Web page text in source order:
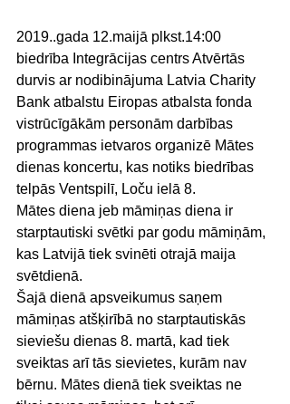
2019..gada 12.maijā plkst.14:00
biedrība Integrācijas centrs Atvērtās
durvis ar nodibinājuma Latvia Charity
Bank atbalstu Eiropas atbalsta fonda
vistrūcīgākām personām darbības
programmas ietvaros organizē Mātes
dienas koncertu, kas notiks biedrības
telpās Ventspilī, Loču ielā 8.
Mātes diena jeb māmiņas diena ir
starptautiski svētki par godu māmiņām,
kas Latvijā tiek svinēti otrajā maija
svētdienā.
Šajā dienā apsveikumus saņem
māmiņas atšķirībā no starptautiskās
sieviešu dienas 8. martā, kad tiek
sveiktas arī tās sievietes, kurām nav
bērnu. Mātes dienā tiek sveiktas ne